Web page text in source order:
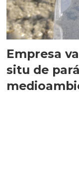
Empresa
situ de